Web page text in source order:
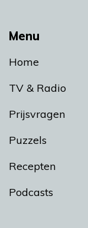
Menu
Home
TV & Radio
Prijsvragen
Puzzels
Recepten
Podcasts